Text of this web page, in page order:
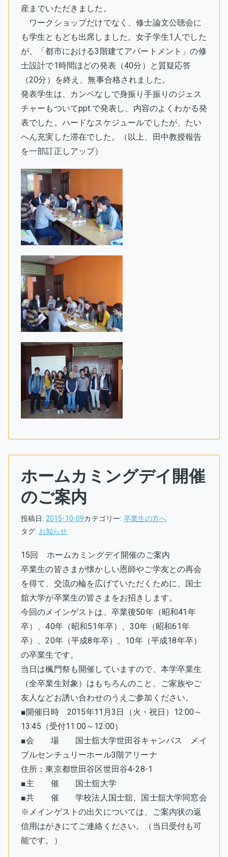
産までいただきました。
ワークショップだけでなく、修士論文公聴会に
も学生ともども出席しました。女子学生1人でした
が、「都市における3階建てアパートメント」の修
士設計で1時間ほどの発表（40分）と質疑応答
（20分）を終え、無事合格されました。
発表学生は、カンペなしで身振り手振りのジェス
チャーもついてppt.で発表し、内容のよくわかる発
表でした。ハードなスケジュールでしたが、たい
へん充実した滞在でした。（以上、田中教授報告
を一部訂正しアップ）
ホームカミングデイ開催
のご案内
投稿日: 2015-10-09カテゴリー: 卒業生の方へ
タグ: お知らせ
15回 ホームカミングデイ開催のご案内
卒業生の皆さまが懐かしい恩師やご学友との再会
を得て、交流の輪を広げていただくために、国士
舘大学が卒業生の皆さまをお招きします。
今回のメインゲストは、卒業後50年（昭和41年
卒）、40年（昭和51年卒）、30年（昭和61年
卒）、20年（平成8年卒）、10年（平成18年卒）
の卒業生です。
当日は楓門祭も開催していますので、本学卒業生
（全卒業生対象）はもちろんのこと、ご家族やご
友人などお誘い合わせのうえご参加ください。
■開催日時 2015年11月3日（火・祝日）12:00～
13:45（受付11:00～12:00）
■会 場 国士舘大学世田谷キャンパス メイ
プルセンチュリーホール3階アリーナ
住所：東京都世田谷区世田谷4-28-1
■主 催 国士舘大学
■共 催 学校法人国士舘、国士舘大学同窓会
※メインゲストの出欠については、ご案内状の返
信用はがきにてご連絡ください。（当日受付も可
能です。）